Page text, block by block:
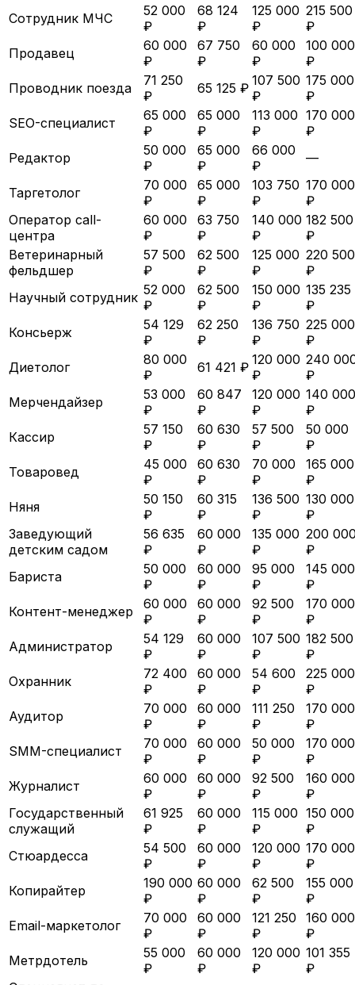
Сотрудник МЧС
52 000
₽
68 124
₽
125 000
₽
215 500
₽
Продавец
60 000
₽
67 750
₽
60 000
₽
100 000
₽
Проводник поезда
71 250
₽
65 125 ₽ 107 500
₽
175 000
₽
SEO-специалист
65 000
₽
65 000
₽
113 000
₽
170 000
₽
Редактор
50 000
₽
65 000
₽
66 000
₽
—
Таргетолог
70 000
₽
65 000
₽
103 750
₽
170 000
₽
Оператор call-
центра
60 000
₽
63 750
₽
140 000
₽
182 500
₽
Ветеринарный
фельдшер
57 500
₽
62 500
₽
125 000
₽
220 500
₽
Научный сотрудник 52 000
₽
62 500
₽
150 000
₽
135 235
₽
Консьерж
54 129
₽
62 250
₽
136 750
₽
225 000
₽
Диетолог
80 000
₽
61 421 ₽ 120 000
₽
240
₽
Мерчендайзер
53 000
₽
60 847
₽
120 000
₽
140 000
₽
Кассир
57 150
₽
60 630
₽
57 500
₽
50 000
₽
Товаровед
45 000
₽
60 630
₽
70 000
₽
165 000
₽
Няня
50 150
₽
60 315
₽
136 500
₽
130 000
₽
Заведующий
детским садом
56 635
₽
60 000
₽
135 000
₽
200
₽
Бариста
50 000
₽
60 000
₽
95 000
₽
145 000
₽
Контент-менеджер
60 000
₽
60 000
₽
92 500
₽
170 000
₽
Администратор
54 129
₽
60 000
₽
107 500
₽
182 500
₽
Охранник
72 400
₽
60 000
₽
54 600
₽
225 000
₽
Аудитор
70 000
₽
60 000
₽
111 250
₽
170 000
₽
SMM-специалист
70 000
₽
60 000
₽
50 000
₽
170 000
₽
Журналист
60 000
₽
60 000
₽
92 500
₽
160 000
₽
Государственный
служащий
61 925
₽
60 000
₽
115 000
₽
150 000
₽
Стюардесса
54 500
₽
60 000
₽
120 000
₽
170 000
₽
Копирайтер
190 000
₽
60 000
₽
62 500
₽
155 000
₽
Email-маркетолог
70 000
₽
60 000
₽
121 250
₽
160 000
₽
Метрдотель
55 000
₽
60 000
₽
120 000
₽
101 355
₽